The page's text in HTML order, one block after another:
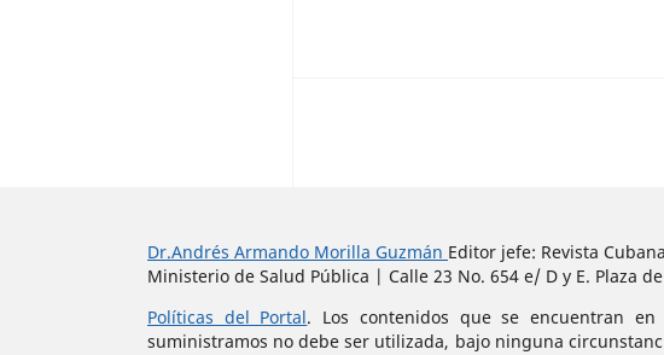
Dr.Andrés Armando Morilla Guzmán Editor jefe: Revista
Ministerio de Salud Pública | Calle 23 No. 654 e/ D y E. Plaza
Políticas del Portal. Los contenidos que se encuentran
suministramos no debe ser utilizada, bajo ninguna